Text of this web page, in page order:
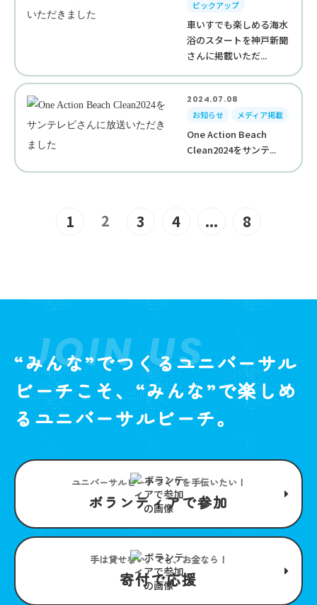
ピックアップ
車いすでも楽しめる海水
浴のスタートを神戸新聞
さんに掲載いただ...
2024.07.08
お知らせ
メディア掲載
One Action Beach
Clean2024をサンテ...
1 2 3 4 ... 8
JOIN US
“みんな”でつくるユニバーサル
ビーチこそ、“みんな”で楽しめ
るユニバーサルビーチ。
ユニバーサルビーチつくりを手伝いたい！
ボランティアで参加
手は貸せない。でも、お金なら！
寄付で応援